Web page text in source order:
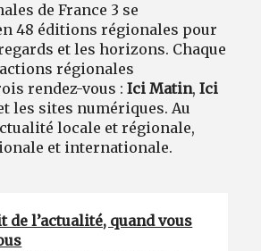
de France 3 se
48 éditions régionales pour
et les horizons. Chaque
régionales
rendez-vous :Ici Matin, Ici
les sites numériques. Au
locale et régionale,
et internationale.
de l’actualité, quand vous